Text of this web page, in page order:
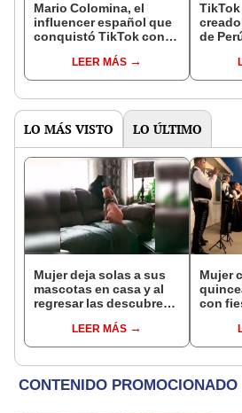
Mario Colomina, el
influencer español que
conquistó TikTok con
"Mi amor nació por la
gastronomía"
LEER MÁS
TikTok
de
llegar
vistas
LO MÁS VISTO LO ÚLTIMO
Mujer deja solas a sus
mascotas en casa y al
regresar las descubre
[VIDEO]LEER MÁS
Mujer
con
lo